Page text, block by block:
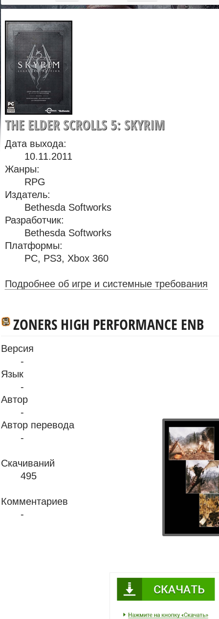
THE ELDER SCROLLS 5: SKYRIM
Дата выхода:
10.11.2011
Жанры:
RPG
Издатель:
Bethesda Softworks
Разработчик:
Bethesda Softworks
Платформы:
PC, PS3, Xbox 360
Подробнее об игре и системные требования
ZONERS HIGH PERFORMANCE ENB
Версия
-
Язык
-
Автор
-
Автор перевода
-
Скачиваний
495
Комментариев
-